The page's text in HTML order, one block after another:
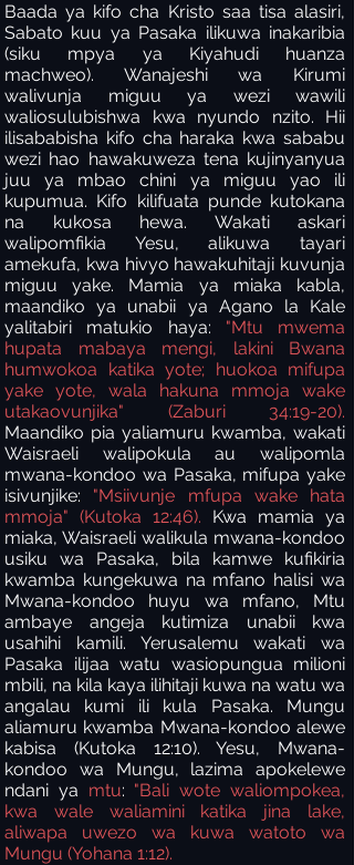
Baada ya kifo cha Kristo saa tisa alasiri,
Sabato kuu ya Pasaka ilikuwa inakaribia
(siku mpya ya Kiyahudi huanza
machweo). Wanajeshi wa Kirumi
walivunja miguu ya wezi wawili
waliosulubishwa kwa nyundo nzito. Hii
ilisababisha kifo cha haraka kwa sababu
wezi hao hawakuweza tena kujinyanyua
juu ya mbao chini ya miguu yao ili
kupumua. Kifo kilifuata punde kutokana
na kukosa hewa. Wakati askari
walipomfikia Yesu, alikuwa tayari
amekufa, kwa hivyo hawakuhitaji kuvunja
miguu yake. Mamia ya miaka kabla,
maandiko ya unabii ya Agano la Kale
yalitabiri matukio haya: "Mtu mwema
hupata mabaya mengi, lakini Bwana
humwokoa katika yote; huokoa mifupa
yake yote, wala hakuna mmoja wake
utakaovunjika" (Zaburi 34:19-20).
Maandiko pia yaliamuru kwamba, wakati
Waisraeli walipokula au walipomla
mwana-kondoo wa Pasaka, mifupa yake
isivunjike: "Msiivunje mfupa wake hata
mmoja" (Kutoka 12:46). Kwa mamia ya
miaka, Waisraeli walikula mwana-kondoo
usiku wa Pasaka, bila kamwe kufikiria
kwamba kungekuwa na mfano halisi wa
Mwana-kondoo huyu wa mfano, Mtu
ambaye angeja kutimiza unabii kwa
usahihi kamili. Yerusalemu wakati wa
Pasaka ilijaa watu wasiopungua milioni
mbili, na kila kaya ilihitaji kuwa na watu wa
angalau kumi ili kula Pasaka. Mungu
aliamuru kwamba Mwana-kondoo alewe
kabisa (Kutoka 12:10). Yesu, Mwana-
kondoo wa Mungu, lazima apokelewe
ndani ya mtu: "Bali wote waliompokea,
kwa wale waliamini katika jina lake,
aliwapa uwezo wa kuwa watoto wa
Mungu (Yohana 1:12).